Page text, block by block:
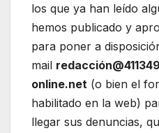
los que ya han leído
hemos publicado y
para poner a
mail
online.net (o bien el
habilitado en la web)
llegar sus denuncias,